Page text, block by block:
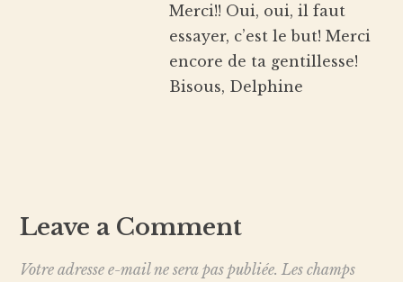
Merci!! Oui, oui, il faut
essayer, c’est le but! Merci
encore de ta gentillesse!
Bisous, Delphine
Leave a Comment
Votre adresse e-mail ne sera pas publiée. Les champs